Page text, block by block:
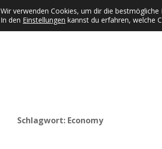
Kategorien Dropdown-Menü öffnen
KFMW-Disco Dates
Schlagwort: Economy
Wir verwenden Cookies, um dir die
In den Einstellungen kannst du erfahren, welche